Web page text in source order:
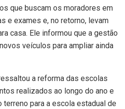
que buscam os moradores em
e exames e, no retorno, levam
casa. Ele informou que a gestão
veículos para ampliar ainda
a reforma das escolas
realizados ao longo do ano e
terreno para a escola estadual de